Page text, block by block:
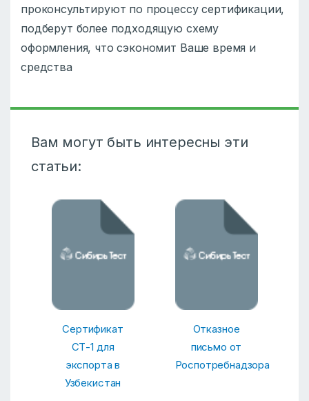
проконсультируют по процессу сертификации,
подберут более подходящую схему
оформления, что сэкономит Ваше время и
средства
Вам могут быть интересны эти
статьи:
Сертификат
СТ-1 для
экспорта в
Узбекистан
Отказное
письмо от
Роспотребнадзора